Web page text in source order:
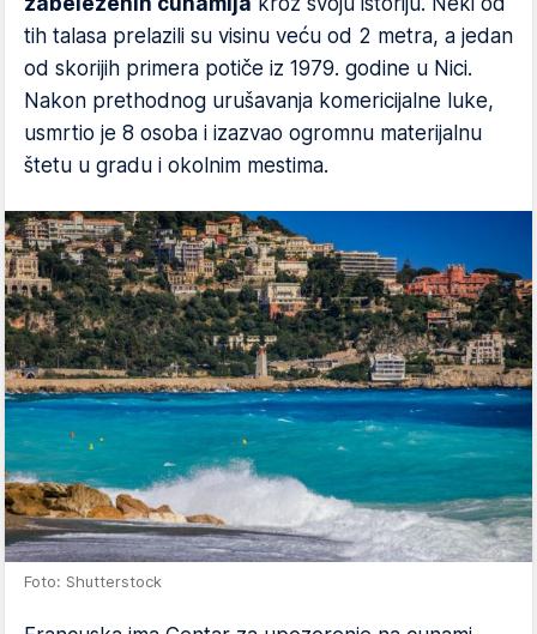
tih talasa prelazili su visinu veću od 2 metra, a jedan
od skorijih primera potiče iz 1979. godine u Nici.
Nakon prethodnog urušavanja komericijalne luke,
usmrtio je 8 osoba i izazvao ogromnu materijalnu
štetu u gradu i okolnim mestima.
Foto: Shutterstock